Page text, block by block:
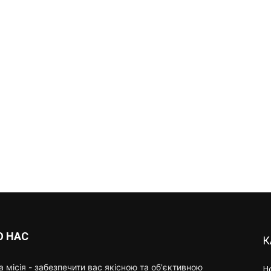
НАС
місія - забезпечити вас якісною та об'єктивною